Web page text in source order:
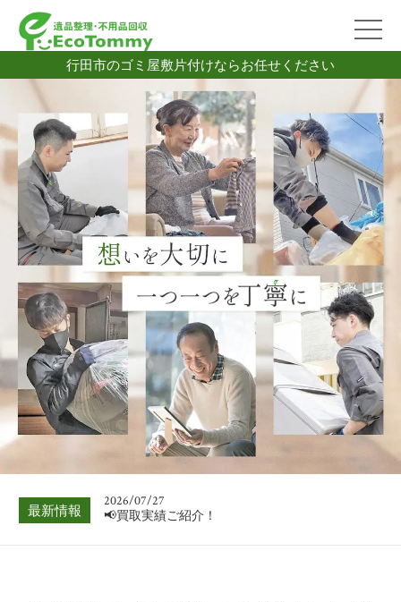
行田市のゴミ屋敷片付けならお任せください
最新情報
2026/07/06
📢買取実績ご紹介！
2026/08/03
📢買取実績ご紹介！
2026/07/27
📢買取実績ご紹介！